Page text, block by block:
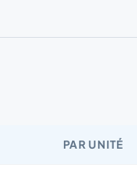
PAR UNITÉ